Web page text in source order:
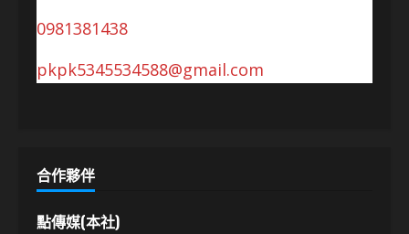
0981381438
pkpk5345534588@gmail.com
合作夥伴
點傳媒(本社)